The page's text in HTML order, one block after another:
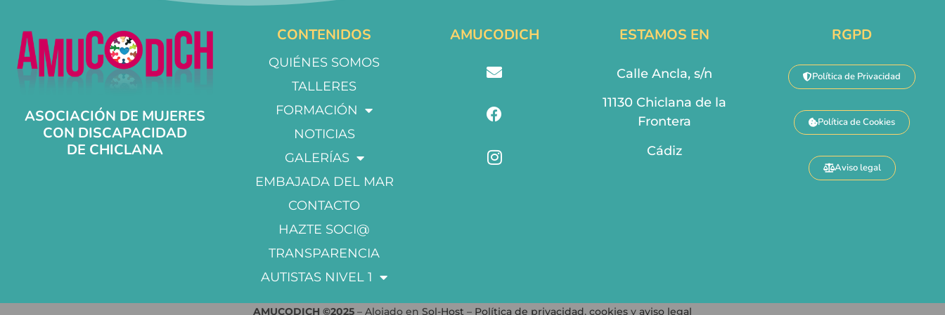
ASOCIACIÓN DE MUJERES
CON DISCAPACIDAD
DE CHICLANA
CONTENIDOS
QUIÉNES SOMOS
TALLERES
FORMACIÓN
NOTICIAS
GALERÍAS
EMBAJADA DEL MAR
CONTACTO
HAZTE SOCI@
TRANSPARENCIA
AUTISTAS NIVEL 1
AMUCODICH ESTAMOS EN
Calle Ancla, s/n
11130 Chiclana de la
Frontera
Cádiz
RGPD
Política de Privacidad
Política de Cookies
Aviso legal
AMUCODICH ©2025 – Alojado en Sol-Host – Política de privacidad, cookies y aviso legal